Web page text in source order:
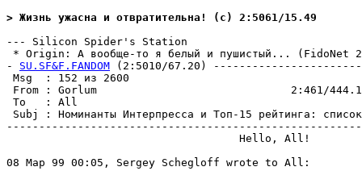
> Жизнь ужасна и отвратительна! (c) 2:5061/15.49
--- Silicon Spider's Station
* Origin: А вообще-то я белый и пушистый... (FidoNet
- SU.SF&F.FANDOM (2:5010/67.20)
Msg  : 152
From : Gorlum                              2:461/444.13
To   : All
Subj : Номинанты Интерпресса и Топ-15
                                    Hello, All!
08 Мар 99 00:05, Sergey Schegloff wrote to All: